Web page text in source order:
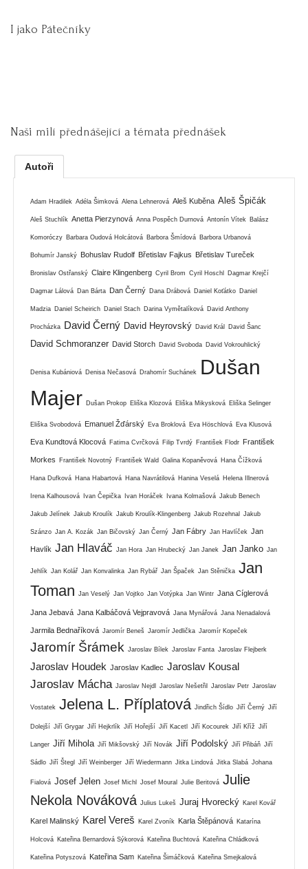
I jako Pátečníky
Naši milí přednášející a témata přednášek
Autoři
Adam Hradilek Adéla Šimková Alena Lehnerová Aleš Kuběna Aleš Špičák
Aleš Stuchlík Anetta Pierzynová Anna Pospěch Durnová Antonín Vítek Balász
Komoróczy Barbara Oudová Holcátová Barbora Šmídová Barbora Urbanová
Bohumír Janský Bohuslav Rudolf Břetislav Fajkus Břetislav Tureček
Bronislav Ostřanský Claire Klingenberg Cyril Brom Cyril Hoschl Dagmar Krejčí
Dagmar Lálová Dan Bárta Dan Černý Dana Drábová Daniel Koťátko Daniel
Madzia Daniel Scheirich Daniel Stach Darina Vymětalíková David Anthony
Procházka David Černý David Heyrovský David Král David Šanc
David Schmoranzer David Storch David Svoboda David Vokrouhlický
Denisa Kubániová Denisa Nečasová Drahomír Suchánek
Dušan
Majer Dušan Prokop Eliška Klozová Eliška Mikysková Eliška Selinger
Eliška Svobodová Emanuel Žďárský Eva Broklová Eva Höschlová Eva Klusová
Eva Kundtová Klocová Fatima Cvrčková Filip Tvrdý František Flodr František
Morkes František Novotný František Wald Galina Kopaněvová Hana Čížková
Hana Dufková Hana Habartová Hana Navrátilová Hanina Veselá Helena Illnerová
Irena Kalhousová Ivan Čepička Ivan Horáček Ivana Kolmašová Jakub Benech
Jakub Jelínek Jakub Kroulík Jakub Kroulík-Klingenberg Jakub Rozehnal Jakub
Szánzo Jan A. Kozák Jan Bičovský Jan Černý Jan Fábry Jan Havlíček Jan
Havlík Jan Hlaváč Jan Hora Jan Hrubecký Jan Janek Jan Janko Jan
Jehlík Jan Kolář Jan Konvalinka Jan Rybář Jan Špaček Jan Stěnička Jan
Toman
Jan Veselý Jan Vojtko Jan Votýpka Jan Wintr Jana Cíglerová
Jana Jebavá Jana Kalbáčová Vejpravová Jana Mynářová Jana Nenadalová
Jarmila Bednaříková Jaromír Beneš Jaromír Jedlička Jaromír Kopeček
Jaromír Šrámek Jaroslav Bílek Jaroslav Fanta Jaroslav Flejberk
Jaroslav Houdek Jaroslav Kadlec Jaroslav Kousal
Jaroslav Mácha Jaroslav Nejdl Jaroslav Nešetřil Jaroslav Petr Jaroslav
Vostatek Jelena L. Příplatová Jindřich Šídlo Jiří Černý Jiří
Dolejší Jiří Grygar Jiří Hejkrlík Jiří Hořejší Jiří Kacetl Jiří Kocourek Jiří Kříž Jiří
Langer Jiří Mihola Jiří Mikšovský Jiří Novák Jiří Podolský Jiří Přibáň Jiří
Sádlo Jiří Štegl Jiří Weinberger Jiří Wiedermann Jitka Lindová Jitka Slabá Johana
Fialová Josef Jelen Josef Michl Josef Moural Julie Beritová Julie
Nekola Nováková Julius Lukeš Juraj Hvorecký Karel Kovář
Karel Malinský Karel Vereš Karel Zvoník Karla Štěpánová Katarína
Holcová Kateřina Bernardová Sýkorová Kateřina Buchtová Kateřina Chládková
Kateřina Potyszová Kateřina Sam Kateřina Šimáčková Kateřina Smejkalová